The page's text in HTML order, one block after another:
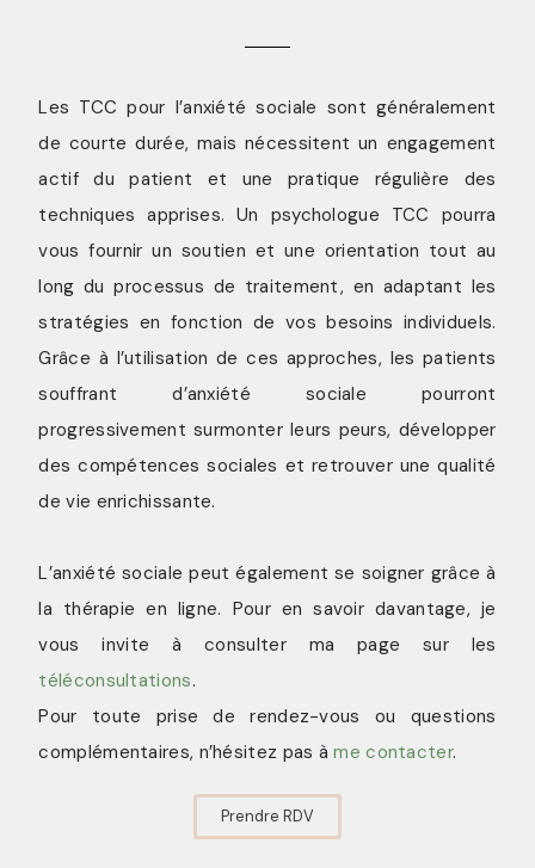
Les TCC pour l’anxiété sociale sont généralement
de courte durée, mais nécessitent un engagement
actif du patient et une pratique régulière des
techniques apprises. Un psychologue TCC pourra
vous fournir un soutien et une orientation tout au
long du processus de traitement, en adaptant les
stratégies en fonction de vos besoins individuels.
Grâce à l’utilisation de ces approches, les patients
souffrant d’anxiété sociale pourront
progressivement surmonter leurs peurs, développer
des compétences sociales et retrouver une qualité
de vie enrichissante.
L’anxiété sociale peut également se soigner grâce à
la thérapie en ligne. Pour en savoir davantage, je
vous invite à consulter ma page sur les
téléconsultations.
Pour toute prise de rendez-vous ou questions
complémentaires, n’hésitez pas àme contacter.
Prendre RDV